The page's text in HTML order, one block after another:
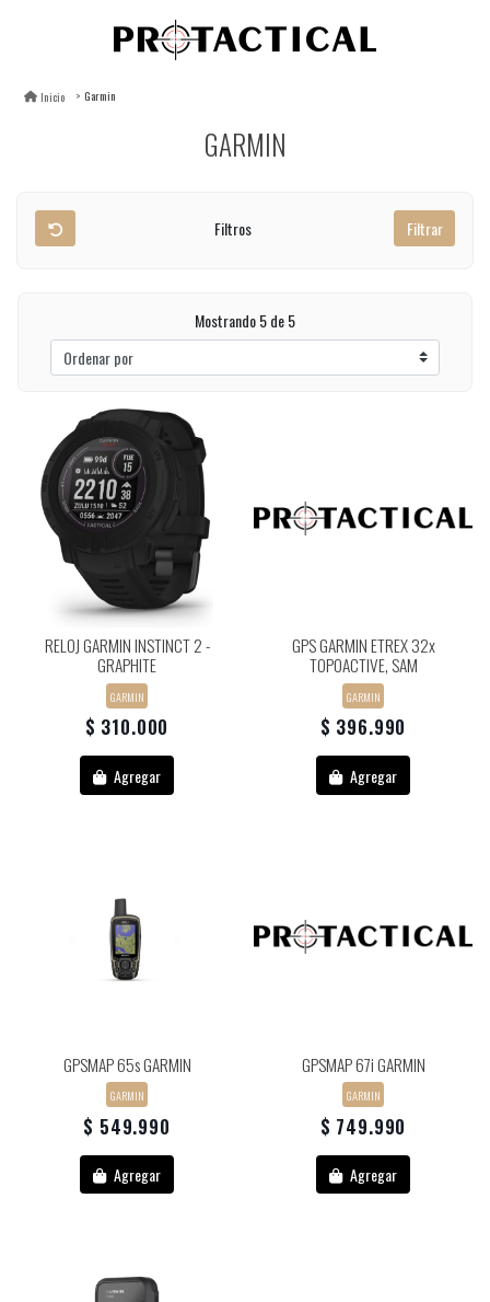
Inicio Garmin
GARMIN
Filtros Filtrar
Mostrando 5 de 5
RELOJ GARMIN INSTINCT 2 -
GRAPHITE
GARMIN
$ 310.000
Agregar
GPS GARMIN ETREX 32x
TOPOACTIVE, SAM
GARMIN
$ 396.990
Agregar
GPSMAP 65s GARMIN
GARMIN
$ 549.990
Agregar
GPSMAP 67i GARMIN
GARMIN
$ 749.990
Agregar